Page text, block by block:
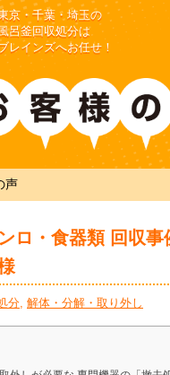
/埼玉/千葉/神奈川の 風呂
京・千葉・埼玉の
呂釜回収処分は
レインズへお任せ！
声
ロ・食器類 回収
分, 解体・分解・取り外し